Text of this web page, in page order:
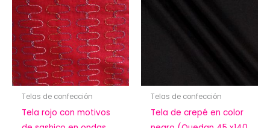
Telas de confección
Tela rojo con motivos
Telas de confección
Tela de crepé en color